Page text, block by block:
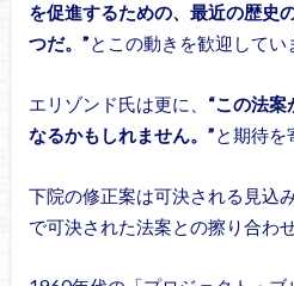
を促進するための、最近の歴史
つだ。”とこの動きを歓迎してい
エリゾンド氏は更に、 “この法
なるかもしれません。”と期待を
下院の修正案は可決される見込
で可決された法案との擦り合わ